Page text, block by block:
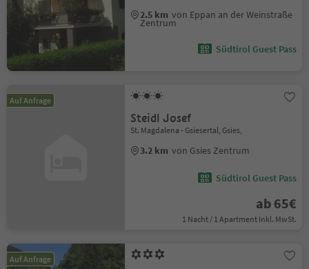
2.5 km von Eppan an der Weinstraße
Zentrum
Südtirol Guest Pass
Auf Anfrage
Steidl Josef
St. Magdalena - Gsiesertal, Gsies,
3.2 km von Gsies Zentrum
Südtirol Guest Pass
ab 65€
1 Nacht / 1 Apartment Inkl. MwSt.
Auf Anfrage